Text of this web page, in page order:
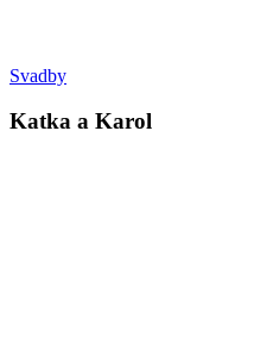
Svadby
Katka a Karol